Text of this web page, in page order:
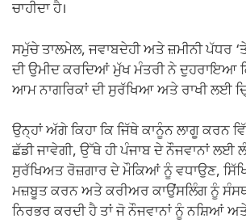
ਚਾਹੀਦਾ ਹੈ।
ਸਮੁੱਚੇ ਤਾਲਮੇਲ, ਜਵਾਬਦੇਹੀ ਅਤੇ ਜ਼ਮੀਨੀ ਪੱਧਰ
ਦੀ ਉਮੀਦ ਕਰਦਿਆਂ ਮੁੱਖ ਮੰਤਰੀ ਨੇ ਦੁਹਰਾਇਆ
ਆਮ ਨਾਗਰਿਕਾਂ ਦੀ ਸੁਰੱਖਿਆ ਅਤੇ ਰਾਖੀ ਲਈ
ਉਨ੍ਹਾਂ ਅੱਗੇ ਕਿਹਾ ਕਿ ਜਿੱਥੇ ਕਾਨੂੰਨ ਲਾਗੂ ਕਰਨ
ਛੱਡੀ ਜਾਵੇਗੀ, ਉੱਥੇ ਹੀ ਪੰਜਾਬ ਦੇ ਨੌਜਵਾਨਾਂ ਲਈ
ਸੁਰੱਖਿਅਤ ਰੋਜ਼ਗਾਰ ਦੇ ਮੌਕਿਆਂ ਨੂੰ ਵਧਾਉਣ,
ਮਜ਼ਬੂਤ ਕਰਨ ਅਤੇ ਕਰੀਅਰ ਕਾਉਂਸਲਿੰਗ ਨੂੰ
ਨਿਰਭਰ ਕਰਦੀ ਹੈ ਤਾਂ ਜੋ ਨੌਜਵਾਨਾਂ ਨੂੰ ਨਸ਼ਿਆਂ